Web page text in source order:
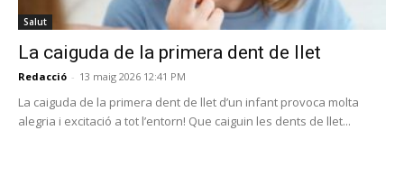
Salut
La caiguda de la primera dent de llet
Redacció - 13 maig 2026 12:41 PM
La caiguda de la primera dent de llet d’un infant provoca molta
alegria i excitació a tot l’entorn! Que caiguin les dents de llet...